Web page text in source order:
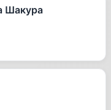
Шакура